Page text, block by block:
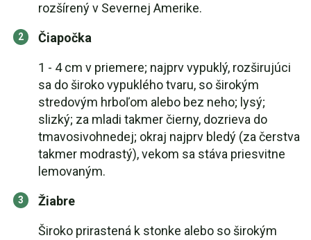
rozšírený v Severnej Amerike.
Čiapočka
1 - 4 cm v priemere; najprv vypuklý, rozširujúci
sa do široko vypuklého tvaru, so širokým
stredovým hrboľom alebo bez neho; lysý;
slizký; za mladi takmer čierny, dozrieva do
tmavosivohnedej; okraj najprv bledý (za čerstva
takmer modrastý), vekom sa stáva priesvitne
lemovaným.
Žiabre
Široko prirastená k stonke alebo so širokým